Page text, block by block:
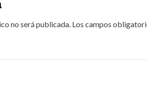
no será publicada. Los campos